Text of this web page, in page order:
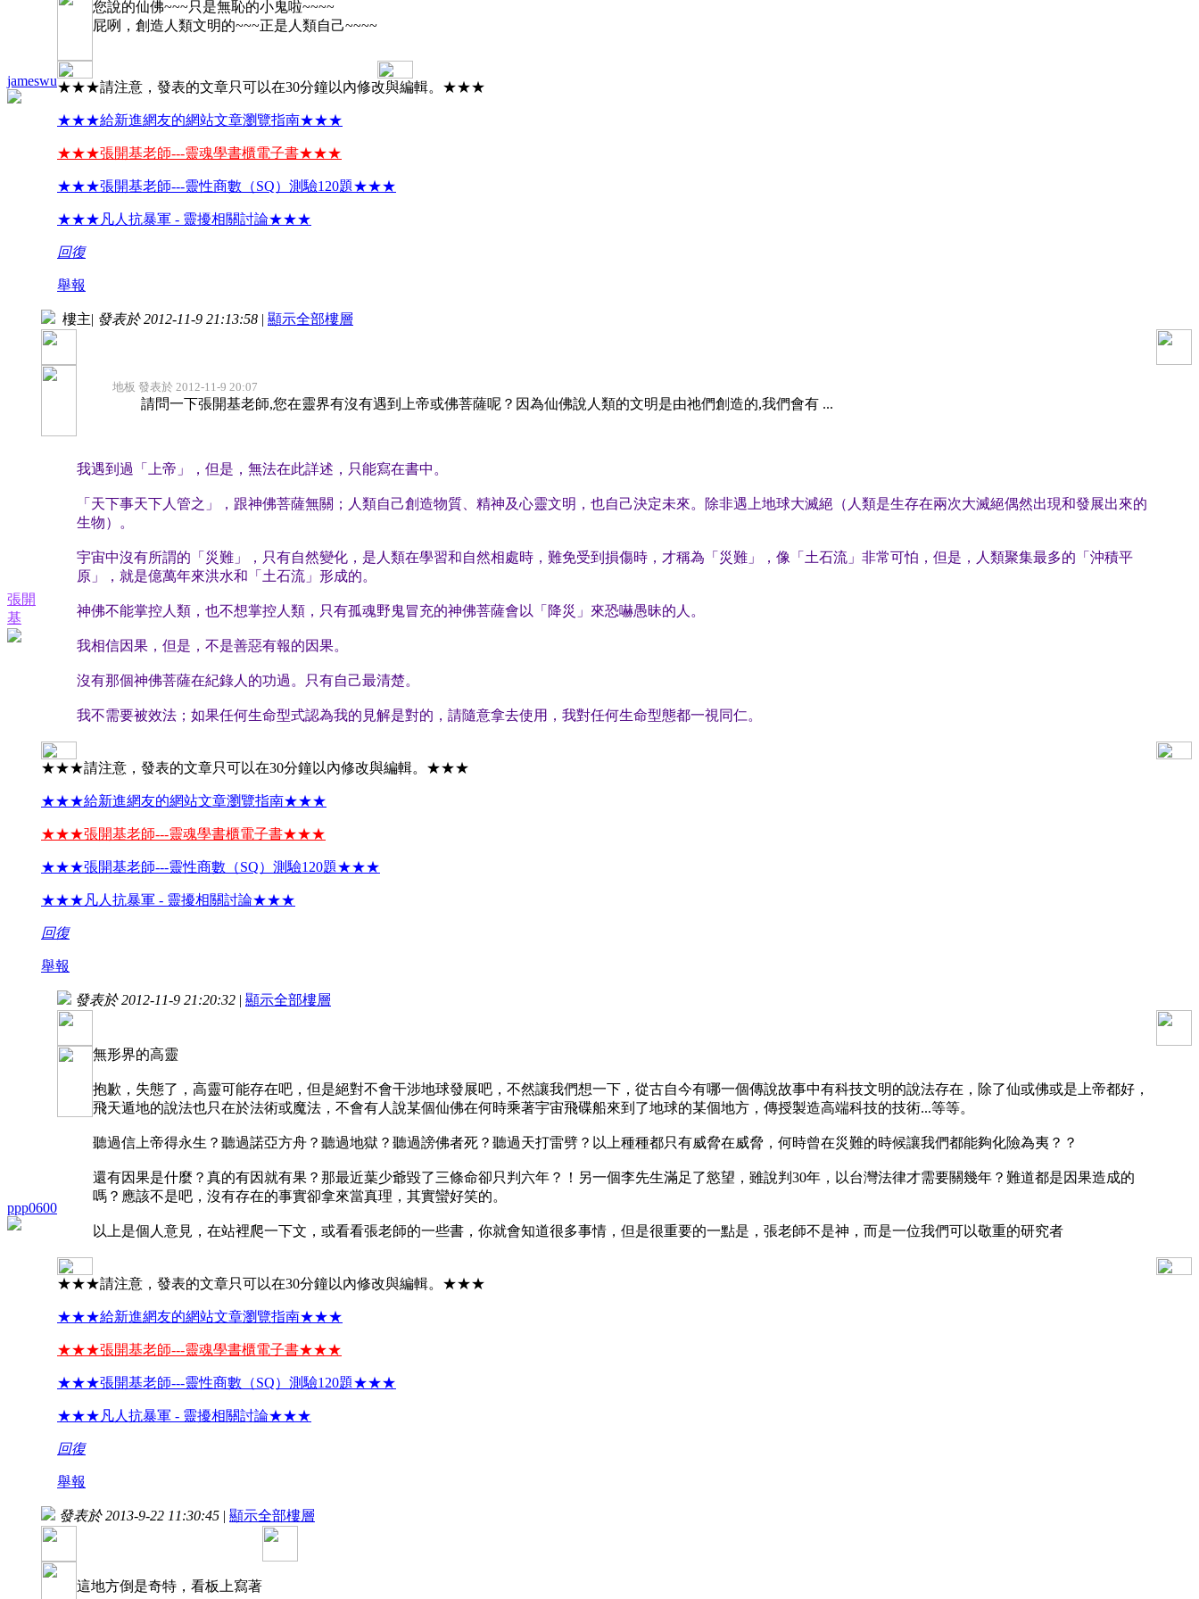
jameswu
您說的仙佛~~~只是無恥的小鬼啦~~~~
屁咧，創造人類文明的~~~正是人類自己~~~~
★★★請注意，發表的文章只可以在30分鐘以內修改與編輯。★★★
★★★給新進網友的網站文章瀏覽指南★★★
★★★張開基老師---靈魂學書櫃電子書★★★
★★★張開基老師---靈性商數（SQ）測驗120題★★★
★★★凡人抗暴軍 - 靈擾相關討論★★★
回復
舉報
張開
基
樓主| 發表於 2012-11-9 21:13:58 | 顯示全部樓層
地板 發表於 2012-11-9 20:07
請問一下張開基老師,您在靈界有沒有遇到上帝或佛菩薩呢？因為仙佛說人類的文明是由祂們創造的,我們會有 ...
我遇到過「上帝」，但是，無法在此詳述，只能寫在書中。
「天下事天下人管之」，跟神佛菩薩無關；人類自己創造物質、精神及心靈文明，也自己決定未來。除非遇上地球大滅絕（人類是生存在兩次大滅絕偶然出現和發展出來的
生物）。
宇宙中沒有所謂的「災難」，只有自然變化，是人類在學習和自然相處時，難免受到損傷時，才稱為「災難」，像「土石流」非常可怕，但是，人類聚集最多的「沖積平
原」，就是億萬年來洪水和「土石流」形成的。
神佛不能掌控人類，也不想掌控人類，只有孤魂野鬼冒充的神佛菩薩會以「降災」來恐嚇愚昧的人。
我相信因果，但是，不是善惡有報的因果。
沒有那個神佛菩薩在紀錄人的功過。只有自己最清楚。
我不需要被效法；如果任何生命型式認為我的見解是對的，請隨意拿去使用，我對任何生命型態都一視同仁。
★★★請注意，發表的文章只可以在30分鐘以內修改與編輯。★★★
★★★給新進網友的網站文章瀏覽指南★★★
★★★張開基老師---靈魂學書櫃電子書★★★
★★★張開基老師---靈性商數（SQ）測驗120題★★★
★★★凡人抗暴軍 - 靈擾相關討論★★★
回復
舉報
ppp0600
發表於 2012-11-9 21:20:32 | 顯示全部樓層
無形界的高靈
抱歉，失態了，高靈可能存在吧，但是絕對不會干涉地球發展吧，不然讓我們想一下，從古自今有哪一個傳說故事中有科技文明的說法存在，除了仙或佛或是上帝都好，
飛天遁地的說法也只在於法術或魔法，不會有人說某個仙佛在何時乘著宇宙飛碟船來到了地球的某個地方，傳授製造高端科技的技術...等等。
聽過信上帝得永生？聽過諾亞方舟？聽過地獄？聽過謗佛者死？聽過天打雷劈？以上種種都只有威脅在威脅，何時曾在災難的時候讓我們都能夠化險為夷？？
還有因果是什麼？真的有因就有果？那最近葉少爺毀了三條命卻只判六年？！另一個李先生滿足了慾望，雖說判30年，以台灣法律才需要關幾年？難道都是因果造成的
嗎？應該不是吧，沒有存在的事實卻拿來當真理，其實蠻好笑的。
以上是個人意見，在站裡爬一下文，或看看張老師的一些書，你就會知道很多事情，但是很重要的一點是，張老師不是神，而是一位我們可以敬重的研究者
★★★請注意，發表的文章只可以在30分鐘以內修改與編輯。★★★
★★★給新進網友的網站文章瀏覽指南★★★
★★★張開基老師---靈魂學書櫃電子書★★★
★★★張開基老師---靈性商數（SQ）測驗120題★★★
★★★凡人抗暴軍 - 靈擾相關討論★★★
回復
舉報
發表於 2013-9-22 11:30:45 | 顯示全部樓層
這地方倒是奇特，看板上寫著